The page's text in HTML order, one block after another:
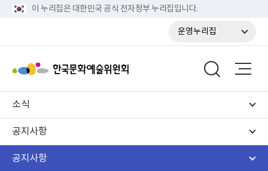
이 누리집은 대한민국 공식 전자정부 누리집입니다.
운영누리집
소식
공지사항
공지사항